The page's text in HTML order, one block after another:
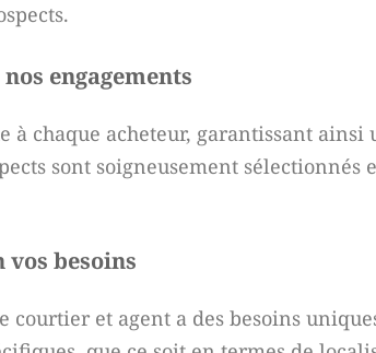
engagements
à chaque acheteur, garantissant
sont soigneusement
besoins
courtier et agent a des besoins